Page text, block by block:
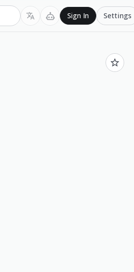
Sign In Settings